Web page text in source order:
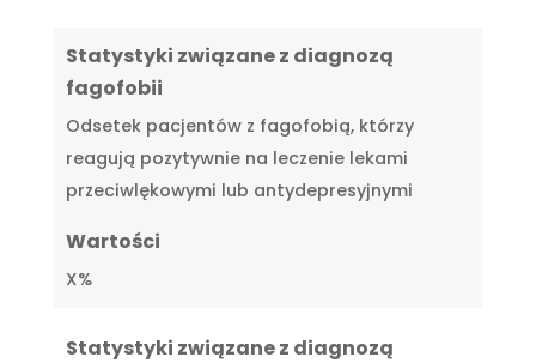
Statystyki związane z diagnozą
fagofobii
Odsetek pacjentów z fagofobią, którzy
reagują pozytywnie na leczenie lekami
przeciwlękowymi lub antydepresyjnymi
Wartości
X%
Statystyki związane z diagnozą